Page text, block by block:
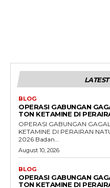
BLOG
OPERASI GABUNGAN
TON KETAMINE DI
OPERASI GABUNGAN
KETAMINE DI PERAIRAN
2026 Badan...
August 10, 2026
BLOG
OPERASI GABUNGAN
TON KETAMINE DI